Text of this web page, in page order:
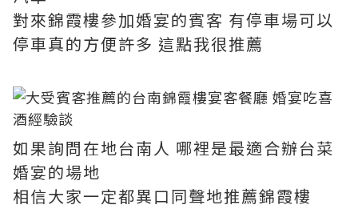
對來錦霞樓參加婚宴的賓客 有停車場可以
停車真的方便許多 這點我很推薦
如果詢問在地台南人 哪裡是最適合辦台菜
婚宴的場地
相信大家一定都異口同聲地推薦錦霞樓